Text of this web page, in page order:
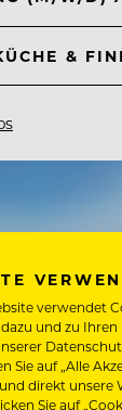
&
verwendet
und zu Ihren
Sie auf „Alle
direkt unsere
Sie auf